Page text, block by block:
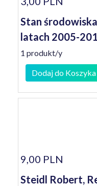
Stan
latach 2005-
1 produkt/y
Dodaj do Koszyka
9,00 PLN
Steidl Robert,